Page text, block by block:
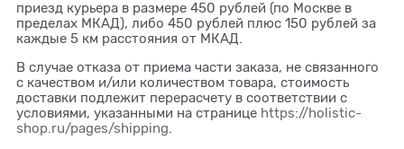
приезд курьера в размере 450 рублей (по Москве в
пределах МКАД), либо 450 рублей плюс 150 рублей за
каждые 5 км расстояния от МКАД.
В случае отказа от приема части заказа, не связанного
с качеством и/или количеством товара, стоимость
доставки подлежит перерасчету в соответствии с
условиями, указанными на странице https://holistic-
shop.ru/pages/shipping